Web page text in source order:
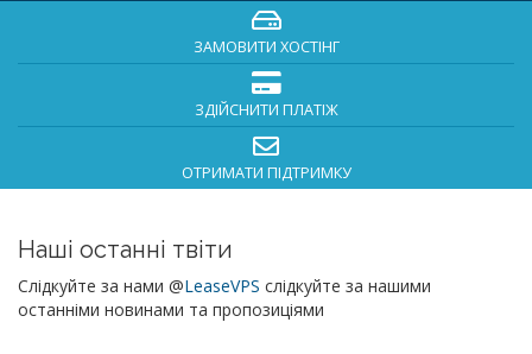
ЗАМОВИТИ ХОСТІНГ
ЗДІЙСНИТИ ПЛАТІЖ
ОТРИМАТИ ПІДТРИМКУ
Наші останні твіти
Слідкуйте за нами @LeaseVPS слідкуйте за нашими
останніми новинами та пропозиціями